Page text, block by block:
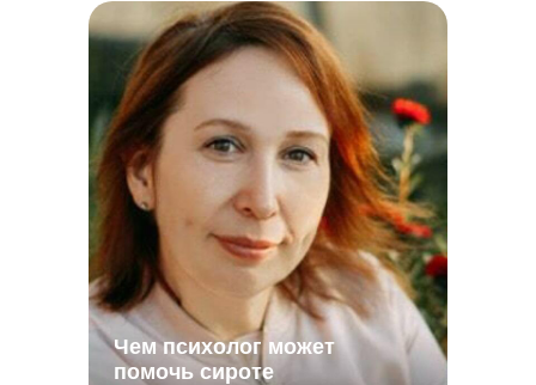
Чем психолог может
помочь сироте